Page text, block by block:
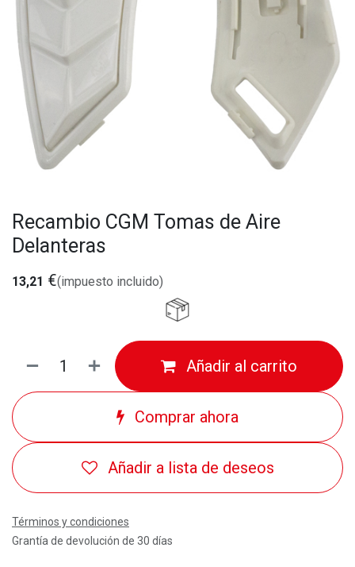
Recambio CGM Tomas de Aire
Delanteras
13,21 €(impuesto incluido)
Añadir al carrito
Comprar ahora
Añadir a lista de deseos
Términos y condiciones
Grantía de devolución de 30 días